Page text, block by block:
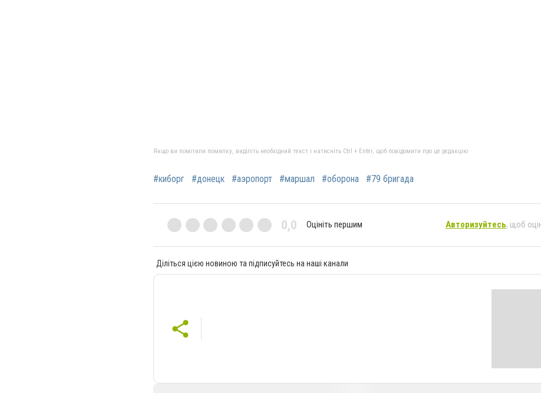
Якщо ви помітили помилку, виділіть необхідний текст і натисніть Ctrl + Enter, щоб повідомити про це редакцію
#киборг #донецк #аэропорт #маршал #оборона #79 бригада
0,0 Оцініть першим Авторизуйтесь, щоб
Діліться цією новиною та підписуйтесь на наші канали